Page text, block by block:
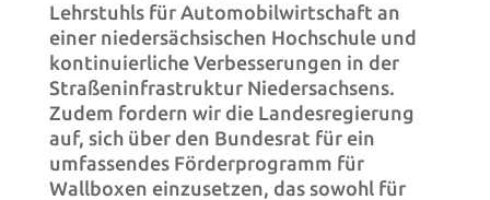
Lehrstuhls für Automobilwirtschaft an
einer niedersächsischen Hochschule und
kontinuierliche Verbesserungen in der
Straßeninfrastruktur Niedersachsens.
Zudem fordern wir die Landesregierung
auf, sich über den Bundesrat für ein
umfassendes Förderprogramm für
Wallboxen einzusetzen, das sowohl für